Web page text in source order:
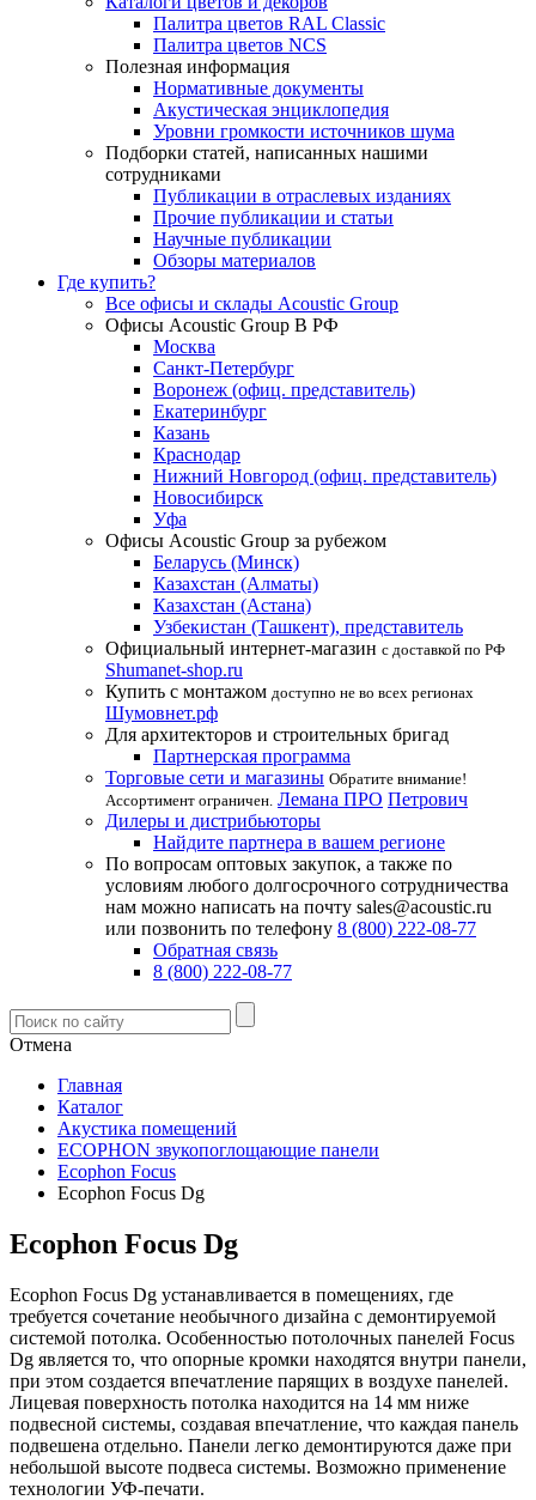
Палитра цветов RAL Сlassic
Палитра цветов NCS
Полезная информация
Нормативные документы
Акустическая энциклопедия
Уровни громкости источников шума
Подборки статей, написанных нашими
сотрудниками
Публикации в отраслевых изданиях
Прочие публикации и статьи
Научные публикации
Обзоры материалов
Где купить?
Все офисы и склады Acoustic Group
Офисы Acoustic Group В РФ
Москва
Санкт-Петербург
Воронеж (офиц. представитель)
Екатеринбург
Казань
Краснодар
Нижний Новгород (офиц. представитель)
Новосибирск
Уфа
Офисы Acoustic Group за рубежом
Беларусь (Минск)
Казахстан (Алматы)
Казахстан (Астана)
Узбекистан (Ташкент), представитель
Официальный интернет-магазин с доставкой по РФ
Shumanet-shop.ru
Купить с монтажом доступно не во всех регионах
Шумовнет.рф
Для архитекторов и строительных бригад
Партнерская программа
Торговые сети и магазины Обратите внимание!
Ассортимент ограничен. Лемана ПРО Петрович
Дилеры и дистрибьюторы
Найдите партнера в вашем регионе
По вопросам оптовых закупок, а также по
условиям любого долгосрочного сотрудничества
нам можно написать на почту sales@acoustic.ru
или позвонить по телефону 8 (800) 222-08-77
Обратная связь
8 (800) 222-08-77
Отмена
Главная
Каталог
Акустика помещений
ECOPHON звукопоглощающие панели
Ecophon Focus
Ecophon Focus Dg
Ecophon Focus Dg
Ecophon Focus Dg устанавливается в помещениях, где
требуется сочетание необычного дизайна с демонтируемой
системой потолка. Особенностью потолочных панелей Focus
Dg является то, что опорные кромки находятся внутри панели,
при этом создается впечатление парящих в воздухе панелей.
Лицевая поверхность потолка находится на 14 мм ниже
подвесной системы, создавая впечатление, что каждая панель
подвешена отдельно. Панели легко демонтируются даже при
небольшой высоте подвеса системы. Возможно применение
технологии УФ-печати.